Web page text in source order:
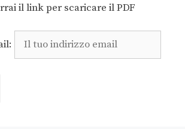
il link per scaricare il PDF